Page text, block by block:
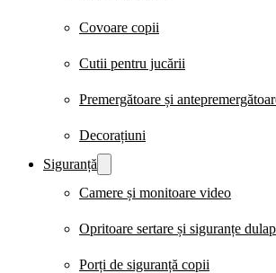
Covoare copii
Cutii pentru jucării
Premergătoare și
Decorațiuni
Siguranță
Camere și monitoare video
Opritoare sertare și siguranțe
Porți de siguranță copii